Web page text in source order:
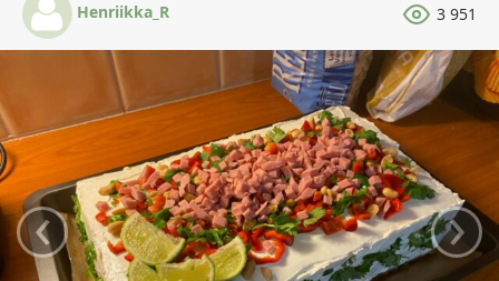
Henriikka_R 3 951
‹ ›